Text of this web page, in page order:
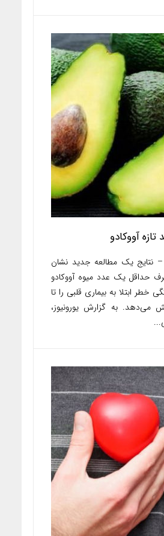
آووکادو
نتایج یک مطالعه جدید نشان
حداقل یک عدد میوه آووکادو
خطر ابتلا به بیماری‌ قلبی را تا
به گزارش یورونیوز،